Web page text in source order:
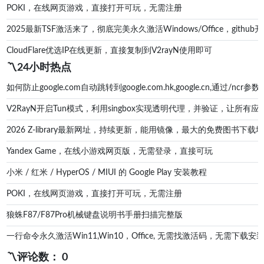
POKI，在线网页游戏，直接打开可玩，无需注册
2025最新TSF激活来了，彻底完美永久激活Windows/Office，github
CloudFlare优选IP在线更新，直接复制到V2rayN使用即可
〽️24小时热点
如何防止google.com自动跳转到google.com.hk,google.cn,通过/ncr参数
V2RayN开启Tun模式，利用singbox实现透明代理，并验证，让所有
2026 Z-library最新网址，持续更新，能用镜像，最大的免费图书下载
Yandex Game，在线小游戏网页版，无需登录，直接可玩
小米 / 红米 / HyperOS / MIUI 的 Google Play 安装教程
POKI，在线网页游戏，直接打开可玩，无需注册
狼蛛F87/F87Pro机械键盘说明书手册扫描完整版
一行命令永久激活Win11,Win10，Office, 无需找激活码，无需下载安
〽️评论数： 0